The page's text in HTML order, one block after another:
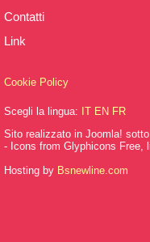
Contatti
Link
Cookie Policy
Scegli la lingua: IT EN FR
Sito realizzato in Joomla!
- Icons from Glyphicons Free,
Hosting by Bsnewline.com